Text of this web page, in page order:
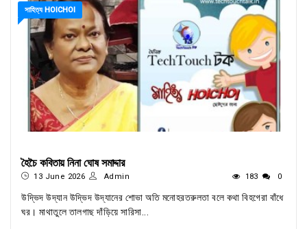
সাহিত্য HOICHOI
হৈচৈ কবিতায় নিনা ঘোষ সমাদ্দার
13 June 2026 Admin 183 0
উদ্ভিদ উদ্যান উদ্ভিদ উদ্যানের শোভা অতি মনোহরতরুলতা বলে কথা বিহগেরা বাঁধে
ঘর। মাথাতুলে তালগাছ দাঁড়িয়ে সারিসা...